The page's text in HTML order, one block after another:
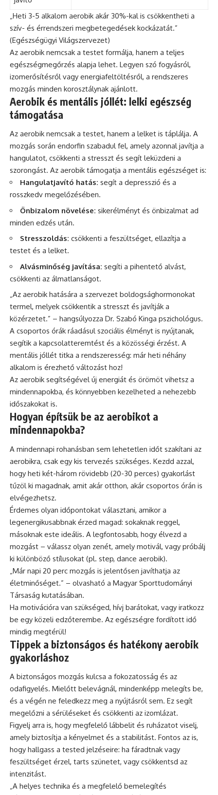
„Heti 3-5 alkalom aerobik akár 30%-kal is csökkentheti a
szív- és érrendszeri megbetegedések kockázatát.”
(Egészségügyi Világszervezet)
Az aerobik nemcsak a testet formálja, hanem a teljes
egészségmegőrzés alapja lehet. Legyen szó fogyásról,
izomerősítésről vagy energiafeltöltésről, a rendszeres
mozgás minden korosztálynak ajánlott.
Aerobik és mentális jóllét: lelki egészség
támogatása
Az aerobik nemcsak a testet, hanem a lelket is táplálja. A
mozgás során endorfin szabadul fel, amely azonnal javítja a
hangulatot, csökkenti a stresszt és segít leküzdeni a
szorongást. Az aerobik támogatja a mentális egészséget is:
Hangulatjavító hatás: segít a depresszió és a
rosszkedv megelőzésében.
Önbizalom növelése: sikerélményt és önbizalmat ad
minden edzés után.
Stresszoldás: csökkenti a feszültséget, ellazítja a
testet és a lelket.
Alvásminőség javítása: segíti a pihentető alvást,
csökkenti az álmatlanságot.
„Az aerobik hatására a szervezet boldogsághormonokat
termel, melyek csökkentik a stresszt és javítják a
közérzetet.” – hangsúlyozza Dr. Szabó Kinga pszichológus.
A csoportos órák ráadásul szociális élményt is nyújtanak,
segítik a kapcsolatteremtést és a közösségi érzést. A
mentális jóllét titka a rendszeresség: már heti néhány
alkalom is érezhető változást hoz!
Az aerobik segítségével új energiát és örömöt vihetsz a
mindennapokba, és könnyebben kezelheted a nehezebb
időszakokat is.
Hogyan építsük be az aerobikot a
mindennapokba?
A mindennapi rohanásban sem lehetetlen időt szakítani az
aerobikra, csak egy kis tervezés szükséges. Kezdd azzal,
hogy heti két-három rövidebb (20-30 perces) gyakorlást
tűzöl ki magadnak, amit akár otthon, akár csoportos órán is
elvégezhetsz.
Érdemes olyan időpontokat választani, amikor a
legenergikusabbnak érzed magad: sokaknak reggel,
másoknak este ideális. A legfontosabb, hogy élvezd a
mozgást – válassz olyan zenét, amely motivál, vagy próbálj
ki különböző stílusokat (pl. step, dance aerobik).
„Már napi 20 perc mozgás is jelentősen javíthatja az
életminőséget.” – olvasható a Magyar Sporttudományi
Társaság kutatásában.
Ha motivációra van szükséged, hívj barátokat, vagy iratkozz
be egy közeli edzőterembe. Az egészségre fordított idő
mindig megtérül!
Tippek a biztonságos és hatékony aerobik
gyakorláshoz
A biztonságos mozgás kulcsa a fokozatosság és az
odafigyelés. Mielőtt belevágnál, mindenképp melegíts be,
és a végén ne feledkezz meg a nyújtásról sem. Ez segít
megelőzni a sérüléseket és csökkenti az izomlázat.
Figyelj arra is, hogy megfelelő lábbelit és ruházatot viselj,
amely biztosítja a kényelmet és a stabilitást. Fontos az is,
hogy hallgass a tested jelzéseire: ha fáradtnak vagy
feszültséget érzel, tarts szünetet, vagy csökkentsd az
intenzitást.
„A helyes technika és a megfelelő bemelegítés